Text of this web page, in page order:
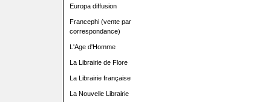
Europa diffusion
Francephi (vente par
correspondance)
L'Age d'Homme
La Librairie de Flore
La Librairie française
La Nouvelle Librairie